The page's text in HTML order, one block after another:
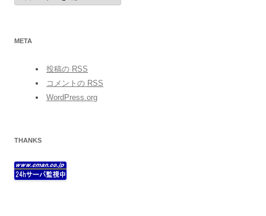
META
投稿の RSS
コメントの RSS
WordPress.org
THANKS